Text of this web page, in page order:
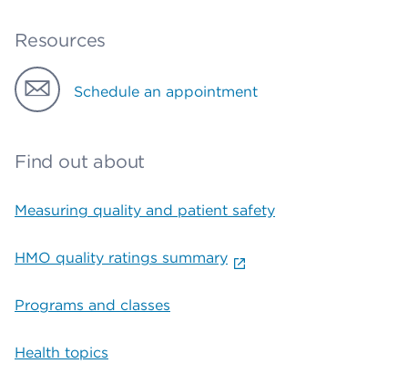
Resources
Schedule an appointment
Find out about
Measuring quality and patient safety
HMO quality ratings summary
Programs and classes
Health topics